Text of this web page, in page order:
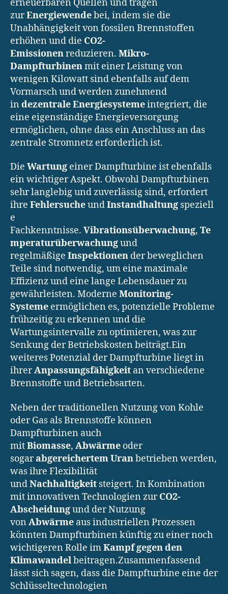
erneuerbaren Quellen und tragen
zurEnergiewendebei, indem sie die
Unabhängigkeit von fossilen Brennstoffen
erhöhen und die CO2-
Emissionenreduzieren. Mikro-
Dampfturbinenmit einer Leistung von
wenigen Kilowatt sind ebenfalls auf dem
Vormarsch und werden zunehmend
indezentrale Energiesystemeintegriert, die
eine eigenständige Energieversorgung
ermöglichen, ohne dass ein Anschluss an das
zentrale Stromnetz erforderlich ist.
Die Wartung einer Dampfturbine ist ebenfalls
ein wichtiger Aspekt. Obwohl Dampfturbinen
sehr langlebig und zuverlässig sind, erfordert
ihre FehlersucheundInstandhaltung speziell
e
Fachkenntnisse. Vibrationsüberwachung, Te
mperaturüberwachungund
regelmäßige Inspektionen der beweglichen
Teile sind notwendig, um eine maximale
Effizienz und eine lange Lebensdauer zu
gewährleisten. Moderne Monitoring-
Systeme ermöglichen es, potenzielle Probleme
frühzeitig zu erkennen und die
Wartungsintervalle zu optimieren, was zur
Senkung der Betriebskosten beiträgt.Ein
weiteres Potenzial der Dampfturbine liegt in
ihrerAnpassungsfähigkeit an verschiedene
Brennstoffe und Betriebsarten.
Neben der traditionellen Nutzung von Kohle
oder Gas als Brennstoffe können
Dampfturbinen auch
mitBiomasse, Abwärme oder
sogarabgereichertem Uranbetrieben werden,
was ihre Flexibilität
undNachhaltigkeit steigert. In Kombination
mit innovativen Technologien zurCO2-
Abscheidungund der Nutzung
vonAbwärme aus industriellen Prozessen
könnten Dampfturbinen künftig zu einer noch
wichtigeren Rolle imKampf gegen den
Klimawandelbeitragen.Zusammenfassend
lässt sich sagen, dass die Dampfturbine eine der
Schlüsseltechnologien